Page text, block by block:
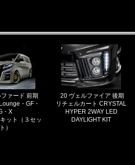
ァード 前期
・GF・
・X
ット（３セッ
ト）
20 ヴェルファイア 後期
リチェルカート CRYSTAL
HYPER 2WAY LED
DAYLIGHT KIT